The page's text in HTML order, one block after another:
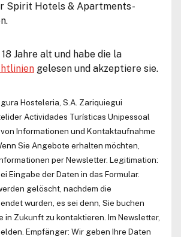
Spirit Hotels & Apartments-
Jahre alt und habe die la
gelesen und akzeptiere sie.
Hosteleria, S.A. Zariquiegui
Actividades Turísticas Unipessoal
Informationen und Kontaktaufnahme
Sie Angebote erhalten möchten,
per Newsletter. Legitimation:
Eingabe der Daten in das Formular.
gelöscht, nachdem die
wurden, es sei denn, Sie buchen
in Zukunft zu kontaktieren. Im Newsletter,
Empfänger: Wir geben Ihre Daten